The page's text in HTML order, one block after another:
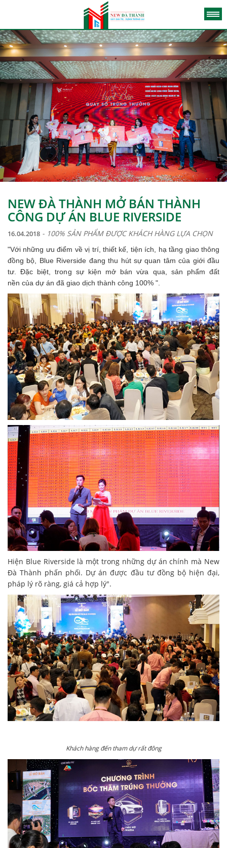
NEW ĐÀ THÀNH MỞ BÁN THÀNH
CÔNG DỰ ÁN BLUE RIVERSIDE
16.04.2018 - 100% SẢN PHẨM ĐƯỢC KHÁCH HÀNG LỰA CHỌN
"Với những ưu điểm về vị trí, thiết kế, tiện ích, hạ tầng giao thông
đồng bộ, Blue Riverside đang thu hút sự quan tâm của giới đầu
tư. Đặc biệt, trong sự kiện mở bán vừa qua, sản phẩm đất
nền của dự án đã giao dịch thành công 100% ".
Hiện Blue Riverside là một trong những dự án chính mà New
Đà Thành phấn phối. Dự án được đầu tư đồng bộ hiện đại,
pháp lý rõ ràng, giá cả hợp lý".
Khách hàng đến tham dự rất đông